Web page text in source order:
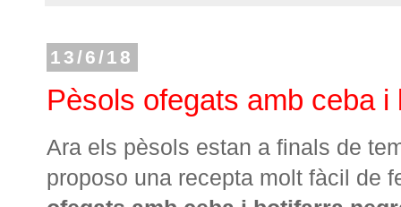
13/6/18
Pèsols ofegats amb ceba i
Ara els pèsols estan a finals de
proposo una recepta molt fàcil de